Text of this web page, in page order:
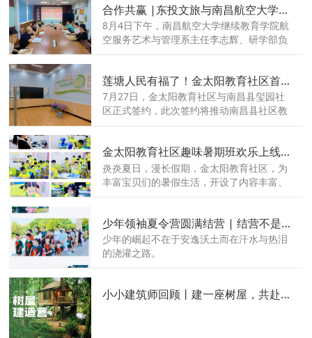
合作共赢 |东投文旅与南昌航空大学继续教育学院举行合作洽谈
8月4日下午，南昌航空大学继续教育学院航
空服务艺术与管理系主任李志辉、研学部负
人进行深入交流，探讨航天研学产业发展合
作事宜。
莲塘人民有福了！金太阳教育社区首次进驻这个社区
7月27日，金太阳教育社区与南昌县玺园社
区正式签约，此次签约将推动南昌县社区教
金太阳教育社区趣味暑期班欢乐上线，陪伴孩子清凉度夏！
炎炎夏日，漫长假期，金太阳教育社区，为
丰富宝贝们的暑假生活，开设了内容丰富、
少年领袖夏令营圆满结营 | 结营不是结束，而是崭新的开始！
少年的崛起不在于安逸沃土而在汗水与热泪
的浇灌之路。
小小建筑师回顾丨建一座树屋，共赴一场仲夏之约